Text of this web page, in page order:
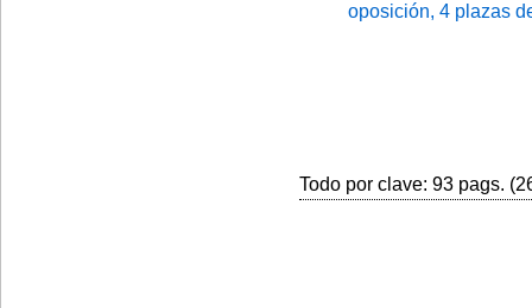
oposición, 4 plazas
Todo por clave: 93 pags.